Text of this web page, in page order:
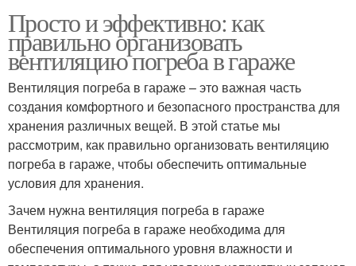
Просто и эффективно: как
правильно организовать
вентиляцию погреба в гараже
Вентиляция погреба в гараже – это важная часть
создания комфортного и безопасного пространства для
хранения различных вещей. В этой статье мы
рассмотрим, как правильно организовать вентиляцию
погреба в гараже, чтобы обеспечить оптимальные
условия для хранения.
Зачем нужна вентиляция погреба в гараже
Вентиляция погреба в гараже необходима для
обеспечения оптимального уровня влажности и